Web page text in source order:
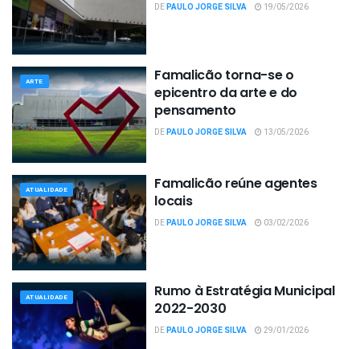
DEPAULO JORGE SILVA 19/05/2026
ARTE
Famalicão torna-se o
epicentro da arte e do
pensamento
DEPAULO JORGE SILVA 13/05/2026
ATUALIDADE
Famalicão reúne agentes
locais
DEPAULO JORGE SILVA 03/02/2026
ATUALIDADE
Rumo à Estratégia Municipal
2022-2030
DEPAULO JORGE SILVA 29/01/2026